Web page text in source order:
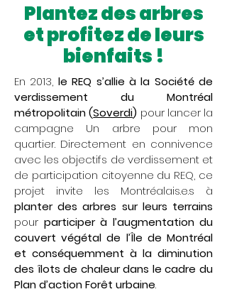
Plantez des arbres
et profitez de leurs
bienfaits !
En 2013, le REQ s’allie à la Société de
verdissement du Montréal
métropolitain (Soverdi) pour lancer la
campagne Un arbre pour mon
quartier. Directement en connivence
avec les objectifs de verdissement et
de participation citoyenne du REQ, ce
projet invite les Montréalais.e.s à
planter des arbres sur leurs terrains
pour participer à l’augmentation du
couvert végétal de l’Île de Montréal
et conséquemment à la diminution
des îlots de chaleur dans le cadre du
Plan d’action Forêt urbaine.